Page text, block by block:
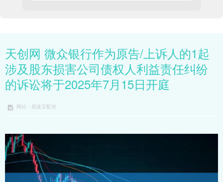
天创网 微众银行作为原告/上诉人的1起
涉及股东损害公司债权人利益责任纠纷
的诉讼将于2025年7月15日开庭
网站：易速宝配资